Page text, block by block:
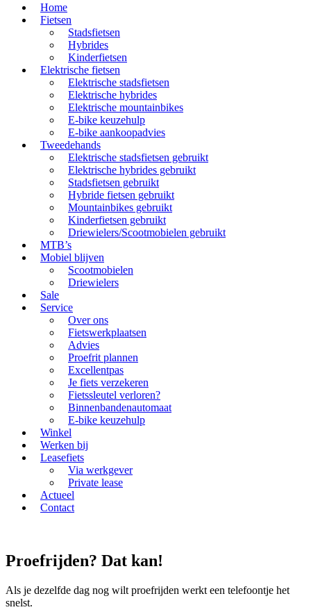
Home
Fietsen
Stadsfietsen
Hybrides
Kinderfietsen
Elektrische fietsen
Elektrische stadsfietsen
Elektrische hybrides
Elektrische mountainbikes
E-bike keuzehulp
E-bike aankoopadvies
Tweedehands
Elektrische stadsfietsen gebruikt
Elektrische hybrides gebruikt
Stadsfietsen gebruikt
Hybride fietsen gebruikt
Mountainbikes gebruikt
Kinderfietsen gebruikt
Driewielers/Scootmobielen gebruikt
MTB’s
Mobiel blijven
Scootmobielen
Driewielers
Sale
Service
Over ons
Fietswerkplaatsen
Advies
Proefrit plannen
Excellentpas
Je fiets verzekeren
Fietssleutel verloren?
Binnenbandenautomaat
E-bike keuzehulp
Winkel
Werken bij
Leasefiets
Via werkgever
Private lease
Actueel
Contact
Proefrijden? Dat kan!
Als je dezelfde dag nog wilt proefrijden werkt een telefoontje het
snelst.